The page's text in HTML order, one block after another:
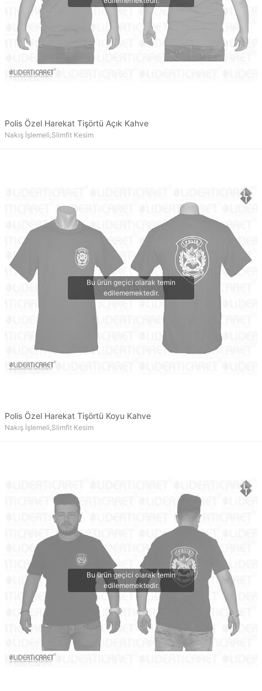
Polis Özel Harekat Tişörtü Açık Kahve
Nakış İşlemeli,Slimfit Kesim
Polis Özel Harekat Tişörtü Koyu Kahve
Nakış İşlemeli,Slimfit Kesim